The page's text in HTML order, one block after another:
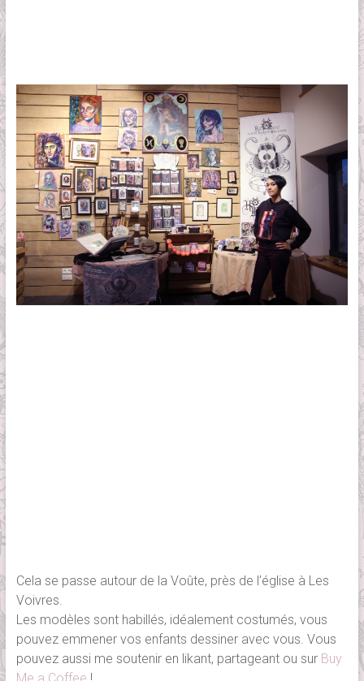
Cela se passe autour de la Voûte, près de l’église à Les
Voivres.
Les modèles sont habillés, idéalement costumés, vous
pouvez emmener vos enfants dessiner avec vous. Vous
pouvez aussi me soutenir en likant, partageant ou sur Buy